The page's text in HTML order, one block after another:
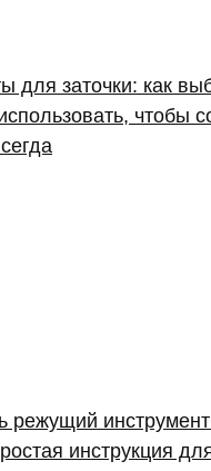
для заточки: как
чтобы
режущий
инструкция